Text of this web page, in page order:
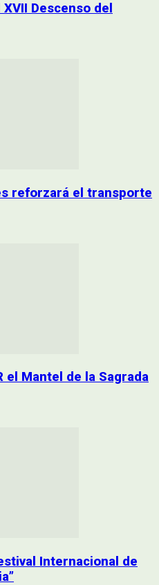
Descenso del
reforzará el transporte
el Mantel de la Sagrada
Internacional de